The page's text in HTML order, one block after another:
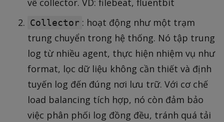
về collector. VD: filebeat, fluentbit
Collector : hoạt động như một trạm
trung chuyển trong hệ thống. Nó tập trung
log từ nhiều agent, thực hiện nhiệm vụ như
format, lọc dữ liệu không cần thiết và định
tuyến log đến đúng nơi lưu trữ. Với cơ chế
load balancing tích hợp, nó còn đảm bảo
việc phân phối log đồng đều, tránh quá tải